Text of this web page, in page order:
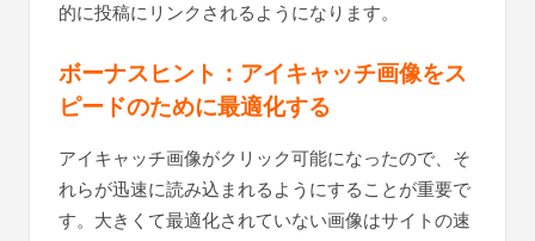
これで完了です。これで、アイキャッチ画像が自動
ボーナスヒント：アイキャッチ画像をス
ピードのために最適化する
アイキャッチ画像がクリック可能になったので、そ
れらが迅速に読み込まれるようにすることが重要で